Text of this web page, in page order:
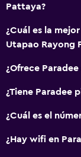
Pattaya?
¿Cuál es la
Utapao Rayong
¿Ofrece
¿Tiene Paradee
¿Cuál es el
¿Hay wifi en